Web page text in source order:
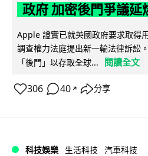
政府 加密後門爭議延
Apple 證實已就英國政府要求取得
調查權力法庭提出新一輪法律訴訟
「後門」以存取全球...
閱讀全文
306 40 ↗ 分享
科技娛樂 生活科技 汽車科技